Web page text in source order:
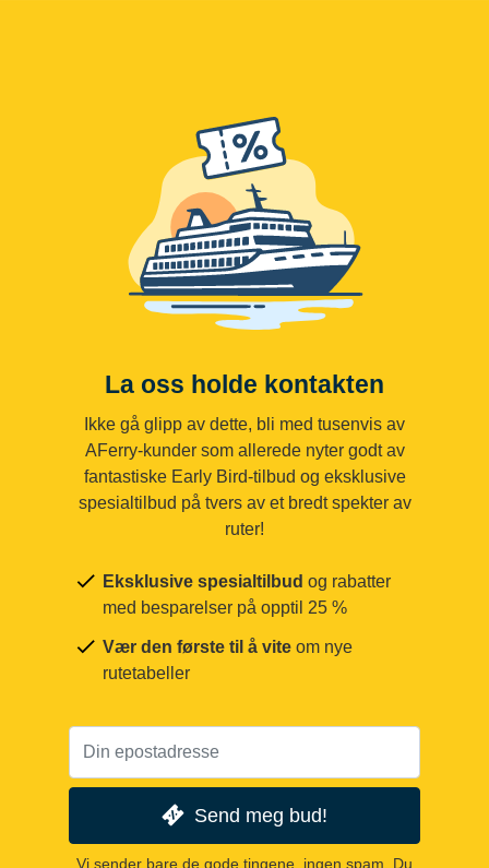
La oss holde kontakten
Ikke gå glipp av dette, bli med tusenvis av
AFerry-kunder som allerede nyter godt av
fantastiske Early Bird-tilbud og eksklusive
spesialtilbud på tvers av et bredt spekter av
ruter!
Eksklusive spesialtilbud og rabatter
med besparelser på opptil 25 %
Vær den første til å vite om nye
rutetabeller
Send meg bud!
Vi sender bare de gode tingene, ingen spam. Du